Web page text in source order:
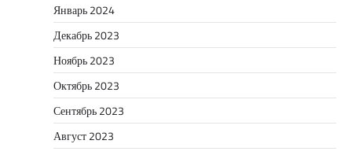
Январь 2024
Декабрь 2023
Ноябрь 2023
Октябрь 2023
Сентябрь 2023
Август 2023